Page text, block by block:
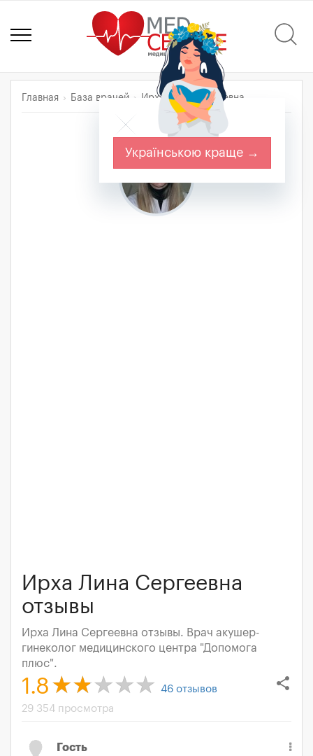
Главная База врачей Ирха Лина Сергеевна
Ирха Лина Сергеевна
отзывы
Ирха Лина Сергеевна отзывы. Врач акушер-
гинеколог медицинского центра "Допомога
плюс".
share
1.8 46 отзывов
29 354 просмотра
Гость
Українською краще →